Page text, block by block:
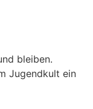
bleiben.
Jugendkult ein